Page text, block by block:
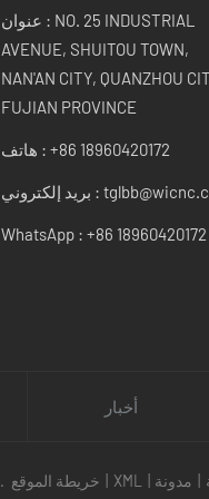
عنوان : NO. 25 INDUSTRIAL
AVENUE, SHUITOU TOWN,
NAN'AN CITY, QUANZHOU
FUJIAN PROVINCE
هاتف : +86 18960420172
بريد إلكتروني :
WhatsApp : +86 18960420172
أخبار
حقوق الطبع والنشر © 2026 شركة تشوانتشو جينزوان للتكنولوجيا المحدودة. جميع الحقوق محفوظة . خريطة الموقع XML مدونة